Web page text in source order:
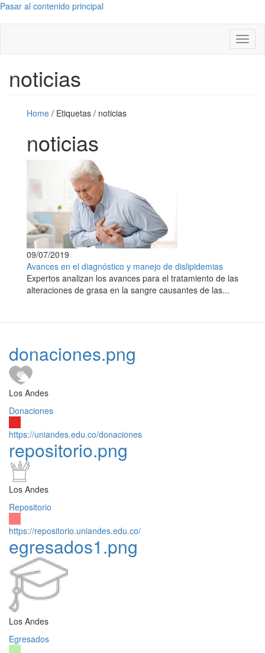
Pasar al contenido principal
noticias
Home / Etiquetas / noticias
noticias
09/07/2019
Avances en el diagnóstico y manejo de dislipidemias
Expertos analizan los avances para el tratamiento de las
alteraciones de grasa en la sangre causantes de las...
donaciones.png
Los Andes
Donaciones
https://uniandes.edu.co/donaciones
repositorio.png
Los Andes
Repositorio
https://repositorio.uniandes.edu.co/
egresados1.png
Los Andes
Egresados